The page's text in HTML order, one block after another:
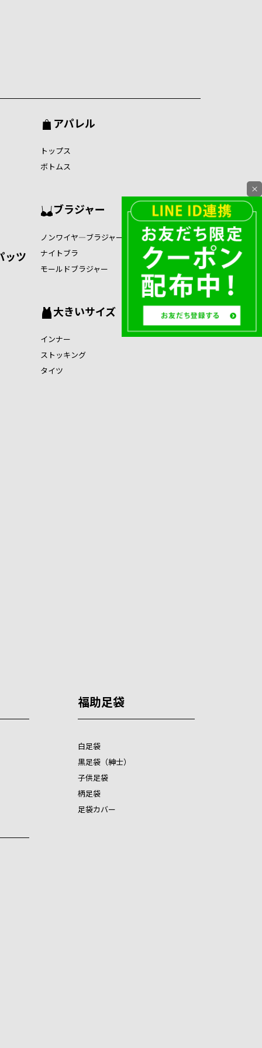
ッツ
アパレル
トップス
ボトムス
ブラジャー
ノンワイヤ―ブラジャー
ナイトブラ
モールドブラジャー
大きいサイズ
インナー
ストッキング
タイツ
福助足袋
白足袋
黒足袋（紳士）
子供足袋
柄足袋
足袋カバー
×